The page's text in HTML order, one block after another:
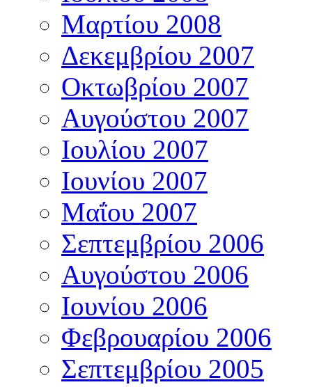
Μαρτίου 2008
Δεκεμβρίου 2007
Οκτωβρίου 2007
Αυγούστου 2007
Ιουλίου 2007
Ιουνίου 2007
Μαΐου 2007
Σεπτεμβρίου 2006
Αυγούστου 2006
Ιουνίου 2006
Φεβρουαρίου 2006
Σεπτεμβρίου 2005